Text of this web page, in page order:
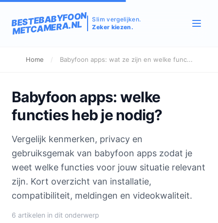
BESTEBABYFOON
METCAMERA.NL
Slim vergelijken.
Zeker kiezen.
Home / Babyfoon apps: wat ze zijn en welke func...
Babyfoon apps: welke
functies heb je nodig?
Vergelijk kenmerken, privacy en
gebruiksgemak van babyfoon apps zodat je
weet welke functies voor jouw situatie relevant
zijn. Kort overzicht van installatie,
compatibiliteit, meldingen en videokwaliteit.
6 artikelen in dit onderwerp